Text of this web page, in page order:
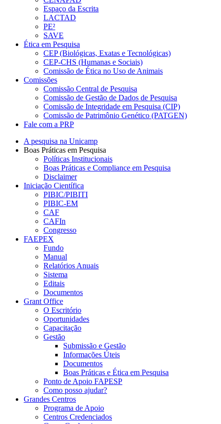
Espaço da Escrita
LACTAD
PE²
SAVE
Ética em Pesquisa
CEP (Biológicas, Exatas e Tecnológicas)
CEP-CHS (Humanas e Sociais)
Comissão de Ética no Uso de Animais
Comissões
Comissão Central de Pesquisa
Comissão de Gestão de Dados de Pesquisa
Comissão de Integridade em Pesquisa (CIP)
Comissão de Patrimônio Genético (PATGEN)
Fale com a PRP
A pesquisa na Unicamp
Boas Práticas em Pesquisa
Políticas Institucionais
Boas Práticas e Compliance em Pesquisa
Disclaimer
Iniciação Científica
PIBIC/PIBITI
PIBIC-EM
CAF
CAFIn
Congresso
FAEPEX
Fundo
Manual
Relatórios Anuais
Sistema
Editais
Documentos
Grant Office
O Escritório
Oportunidades
Capacitação
Gestão
Submissão e Gestão
Informações Úteis
Documentos
Boas Práticas e Ética em Pesquisa
Ponto de Apoio FAPESP
Como posso ajudar?
Grandes Centros
Programa de Apoio
Centros Credenciados